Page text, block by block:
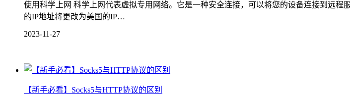
使用科学上网 科学上网代表虚拟专用网络。它是一种安全连接，可以将您的设备连接到远
的IP地址将更改为美国的IP…
2023-11-27
【新手必看】Socks5与HTTP协议的区别